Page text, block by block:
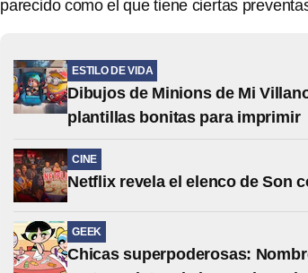
parecido como el que tiene ciertas
ESTILO DE VIDA
Dibujos de Minions de Mi
plantillas bonitas para imprimir
CINE
Netflix revela el elenco de Son
GEEK
Chicas superpoderosas: